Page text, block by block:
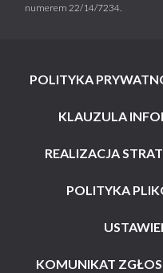
numerem 22/14/7234.
POLITYKA
KLAUZULA
REALIZACJA
POLITYKA
KOMUNIKAT